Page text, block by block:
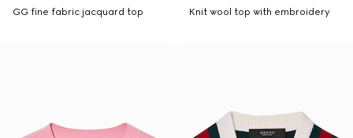
GG fine fabric jacquard top Knit wool top with embroidery